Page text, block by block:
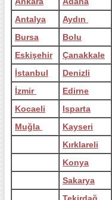
Antalya
Aydın
Bursa
Bolu
Eskişehir
Çanakkale
İstanbul
Denizli
İzmir
Edirne
Kocaeli
Isparta
Muğla
Kayseri
Kırklareli
Konya
Sakarya